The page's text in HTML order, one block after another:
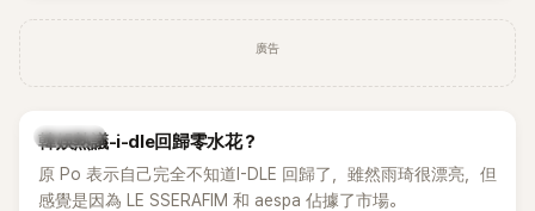
廣告
熱議討論
韓娛熱議-i-dle回歸零水花？
原 Po 表示自己完全不知道I-DLE 回歸了，雖然雨琦很漂亮，但
感覺是因為 LE SSERAFIM 和 aespa 佔據了市場。